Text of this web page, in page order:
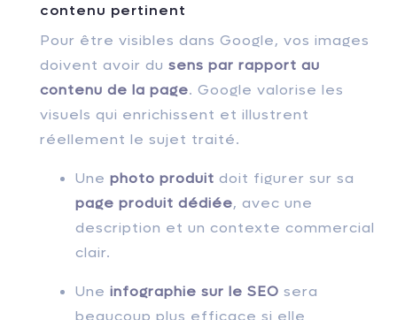
contenu pertinent
Pour être visibles dans Google, vos images
doivent avoir du sens par rapport au
contenu de la page. Google valorise les
visuels qui enrichissent et illustrent
réellement le sujet traité.
Une photo produit doit figurer sur sa
page produit dédiée, avec une
description et un contexte commercial
clair.
Une infographie sur le SEO sera
beaucoup plus efficace si elle